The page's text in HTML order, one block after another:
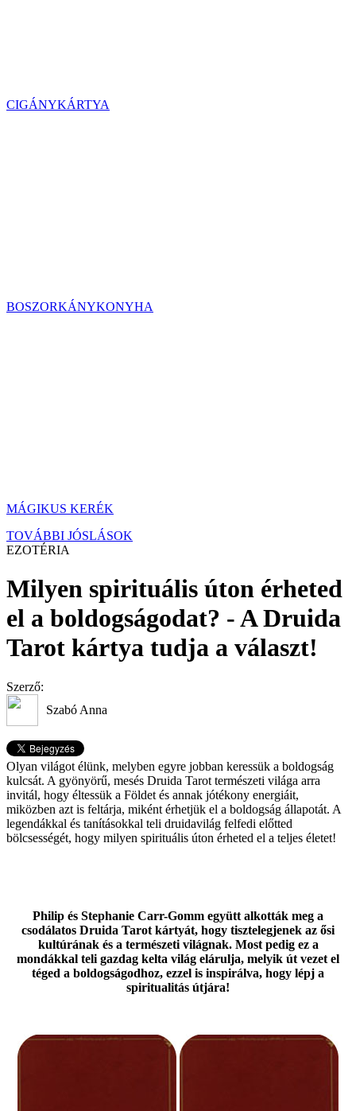
CIGÁNYKÁRTYA
BOSZORKÁNYKONYHA
MÁGIKUS KERÉK
TOVÁBBI JÓSLÁSOK
EZOTÉRIA
Milyen spirituális úton érheted
el a boldogságodat? - A Druida
Tarot kártya tudja a választ!
Szerző:
Szabó Anna
Olyan világot élünk, melyben egyre jobban keressük a boldogság
kulcsát. A gyönyörű, mesés Druida Tarot természeti világa arra
invitál, hogy éltessük a Földet és annak jótékony energiáit,
miközben azt is feltárja, miként érhetjük el a boldogság állapotát. A
legendákkal és tanításokkal teli druidavilág felfedi előtted
bölcsességét, hogy milyen spirituális úton érheted el a teljes életet!
Philip és Stephanie Carr-Gomm együtt alkották meg a
csodálatos Druida Tarot kártyát, hogy tisztelegjenek az ősi
kultúrának és a természeti világnak. Most pedig ez a
mondákkal teli gazdag kelta világ elárulja, melyik út vezet el
téged a boldogságodhoz, ezzel is inspirálva, hogy lépj a
spiritualitás útjára!